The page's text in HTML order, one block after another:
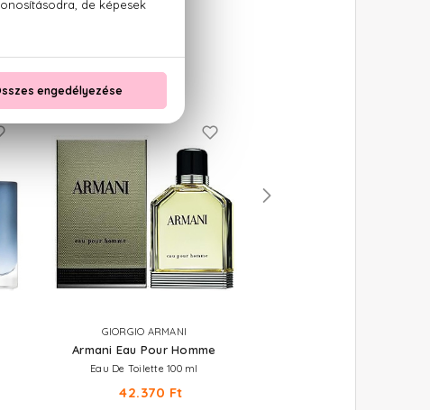
GIORGIO ARMANI
Armani Eau Pour Homme
Eau De Toilette 100 ml
42.370 Ft